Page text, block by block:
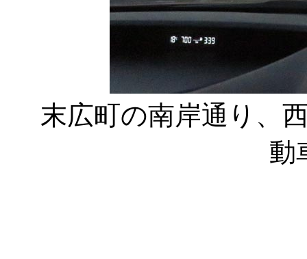
末広町の南岸通り、
動